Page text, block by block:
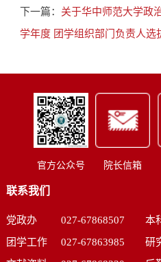
下一篇： 关于华中师范大学政
学年度 团学组织部门负责人选
官方公众号 院长信箱
联系我们
党政办 027-67868507 本
团学工作
027-67863985 研